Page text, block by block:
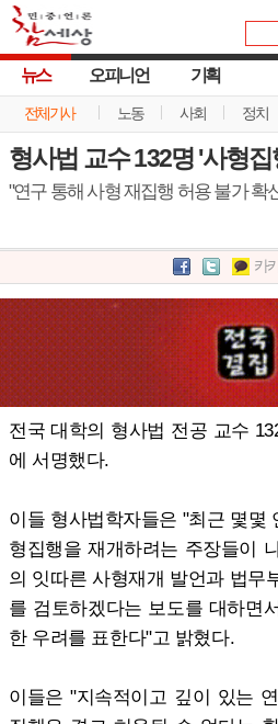
뉴스
전체기사 노동 사회 정치
오피니언 기획
형사법 교수 132명 '사형
"연구 통해 사형 재집행 허용 불가 확
카
전국 대학의 형사법 전공 교수
에 서명했다.
이들 형사법학자들은 "최근 몇몇
형집행을 재개하려는 주장들이
의 잇따른 사형재개 발언과 법무
를 검토하겠다는 보도를 대하면
한 우려를 표한다"고 밝혔다.
이들은 "지속적이고 깊이 있는